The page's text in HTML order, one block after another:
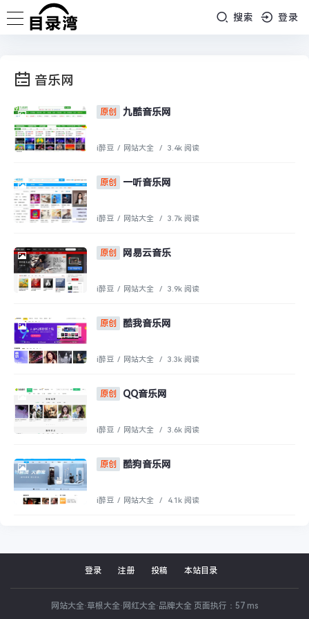
搜索 登录
音乐网
原创 九酷音乐网
i醉豆 / 网站大全 / 3.4k 阅读
原创 一听音乐网
i醉豆 / 网站大全 / 3.7k 阅读
原创 网易云音乐
i醉豆 / 网站大全 / 3.9k 阅读
原创 酷我音乐网
i醉豆 / 网站大全 / 3.3k 阅读
原创 QQ音乐网
i醉豆 / 网站大全 / 3.6k 阅读
原创 酷狗音乐网
i醉豆 / 网站大全 / 4.1k 阅读
登录 注册 投稿 本站目录
网站大全·草根大全·网红大全·品牌大全 页面执行：57 ms